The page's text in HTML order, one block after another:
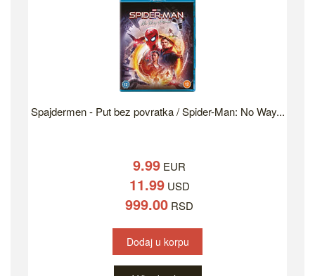
Spajdermen - Put bez povratka / Spider-Man: No Way...
9.99 EUR
11.99USD
999.00 RSD
Dodaj u korpu